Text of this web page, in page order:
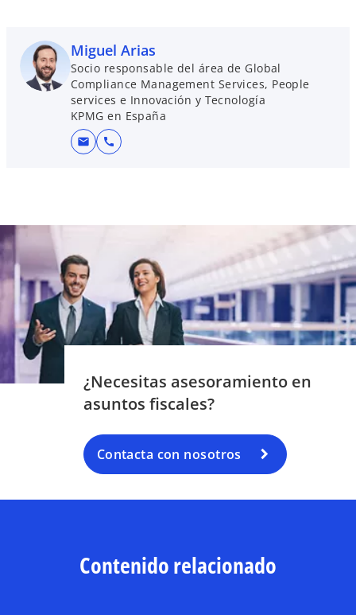
Miguel Arias
Socio responsable del área de Global
Compliance Management Services, People
services e Innovación y Tecnología
KPMG en España
mail call
¿Necesitas asesoramiento en
asuntos fiscales?
Contacta con nosotros
Contenido relacionado